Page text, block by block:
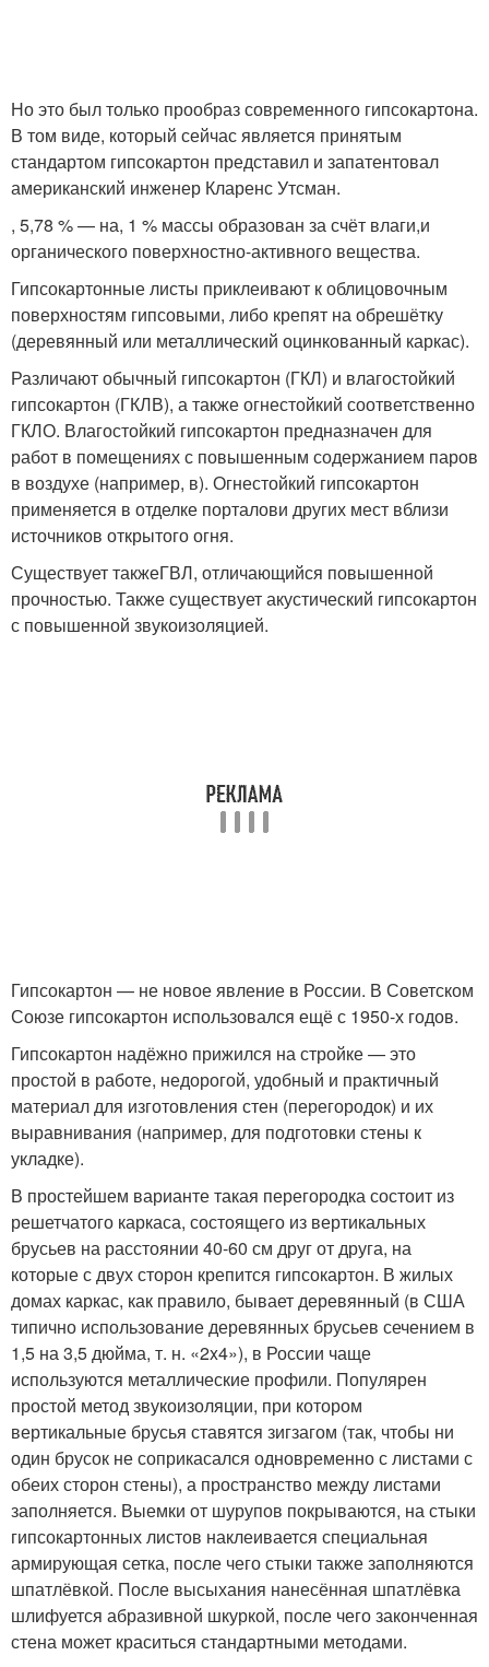
Но это был только прообраз современного гипсокартона.
В том виде, который сейчас является принятым
стандартом гипсокартон представил и запатентовал
американский инженер Кларенс Утсман.
, 5,78 % — на, 1 % массы образован за счёт влаги,и
органического поверхностно-активного вещества.
Гипсокартонные листы приклеивают к облицовочным
поверхностям гипсовыми, либо крепят на обрешётку
(деревянный или металлический оцинкованный каркас).
Различают обычный гипсокартон (ГКЛ) и влагостойкий
гипсокартон (ГКЛВ), а также огнестойкий соответственно
ГКЛО. Влагостойкий гипсокартон предназначен для
работ в помещениях с повышенным содержанием паров
в воздухе (например, в). Огнестойкий гипсокартон
применяется в отделке порталови других мест вблизи
источников открытого огня.
Существует такжеГВЛ, отличающийся повышенной
прочностью. Также существует акустический гипсокартон
с повышенной звукоизоляцией.
Гипсокартон — не новое явление в России. В Советском
Союзе гипсокартон использовался ещё с 1950-х годов.
Гипсокартон надёжно прижился на стройке — это
простой в работе, недорогой, удобный и практичный
материал для изготовления стен (перегородок) и их
выравнивания (например, для подготовки стены к
укладке).
В простейшем варианте такая перегородка состоит из
решетчатого каркаса, состоящего из вертикальных
брусьев на расстоянии 40-60 см друг от друга, на
которые с двух сторон крепится гипсокартон. В жилых
домах каркас, как правило, бывает деревянный (в США
типично использование деревянных брусьев сечением в
1,5 на 3,5 дюйма, т. н. «2x4»), в России чаще
используются металлические профили. Популярен
простой метод звукоизоляции, при котором
вертикальные брусья ставятся зигзагом (так, чтобы ни
один брусок не соприкасался одновременно с листами с
обеих сторон стены), а пространство между листами
заполняется. Выемки от шурупов покрываются, на стыки
гипсокартонных листов наклеивается специальная
армирующая сетка, после чего стыки также заполняются
шпатлёвкой. После высыхания нанесённая шпатлёвка
шлифуется абразивной шкуркой, после чего законченная
стена может краситься стандартными методами.